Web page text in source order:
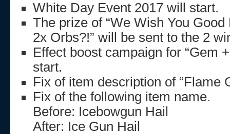
White Day Event 2017 will start.
The prize of “We Wish You
2x Orbs?!” will be sent to the 2
Effect boost campaign for “Gem
start.
Fix of item description of “Flame
Fix of the following item name.
Before: Icebowgun Hail
After: Ice Gun Hail